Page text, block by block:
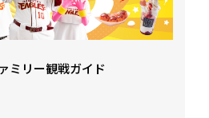
ミリー観戦ガイド